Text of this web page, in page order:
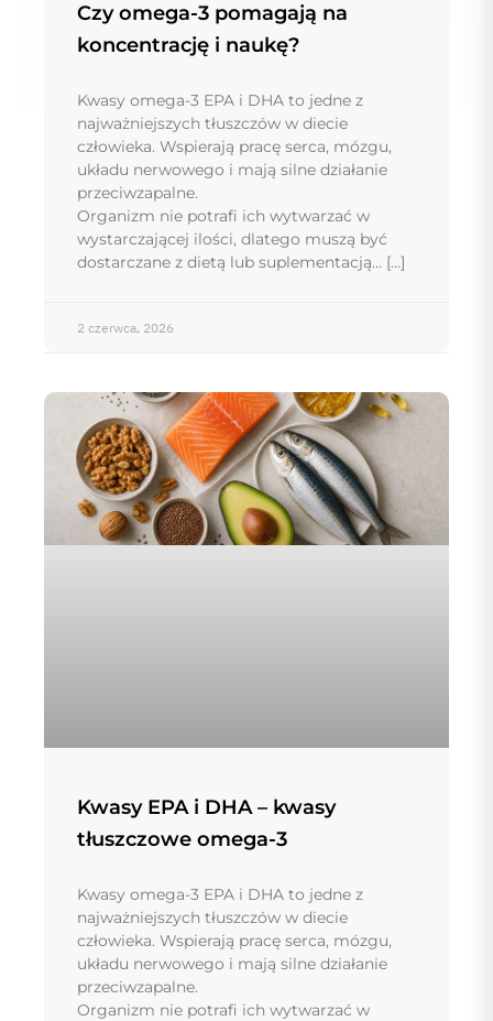
Czy omega-3 pomagają na
koncentrację i naukę?
Kwasy omega-3 EPA i DHA to jedne z
najważniejszych tłuszczów w diecie
człowieka. Wspierają pracę serca, mózgu,
układu nerwowego i mają silne działanie
przeciwzapalne.
Organizm nie potrafi ich wytwarzać w
wystarczającej ilości, dlatego muszą być
dostarczane z dietą lub suplementacją…
2 czerwca, 2026
Kwasy EPA i DHA – kwasy
tłuszczowe omega-3
Kwasy omega-3 EPA i DHA to jedne z
najważniejszych tłuszczów w diecie
człowieka. Wspierają pracę serca, mózgu,
układu nerwowego i mają silne działanie
przeciwzapalne.
Organizm nie potrafi ich wytwarzać w